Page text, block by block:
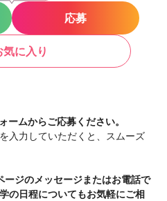
たい働き方を!
す！！】
い！
躍したい！
る間だけ働きたい♪
したい♪
びたい♪
後は》■
応募
気に入り
ームからご応募ください。
入力していただくと、スムーズ
ージのメッセージまたはお電話で
の日程についてもお気軽にご相